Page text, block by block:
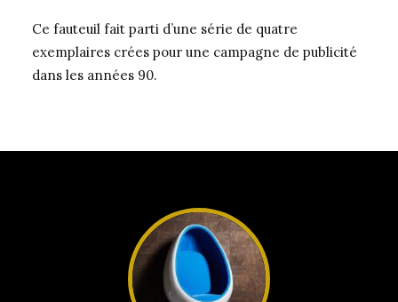
Ce fauteuil fait parti d’une série de quatre
exemplaires crées pour une campagne de publicité
dans les années 90.